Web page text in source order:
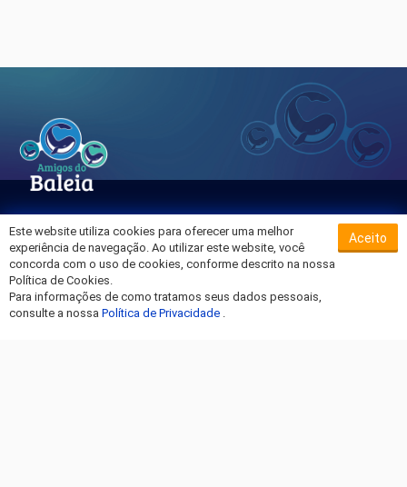
Sobre o Hospital da Baleia
Termos de Uso
Política de Privacidade
Entre em Contato
Este website utiliza cookies para oferecer uma melhor
experiência de navegação. Ao utilizar este website, você
concorda com o uso de cookies, conforme descrito na nossa
Política de Cookies.
Para informações de como tratamos seus dados pessoais,
consulte a nossa Política de Privacidade .
Aceito